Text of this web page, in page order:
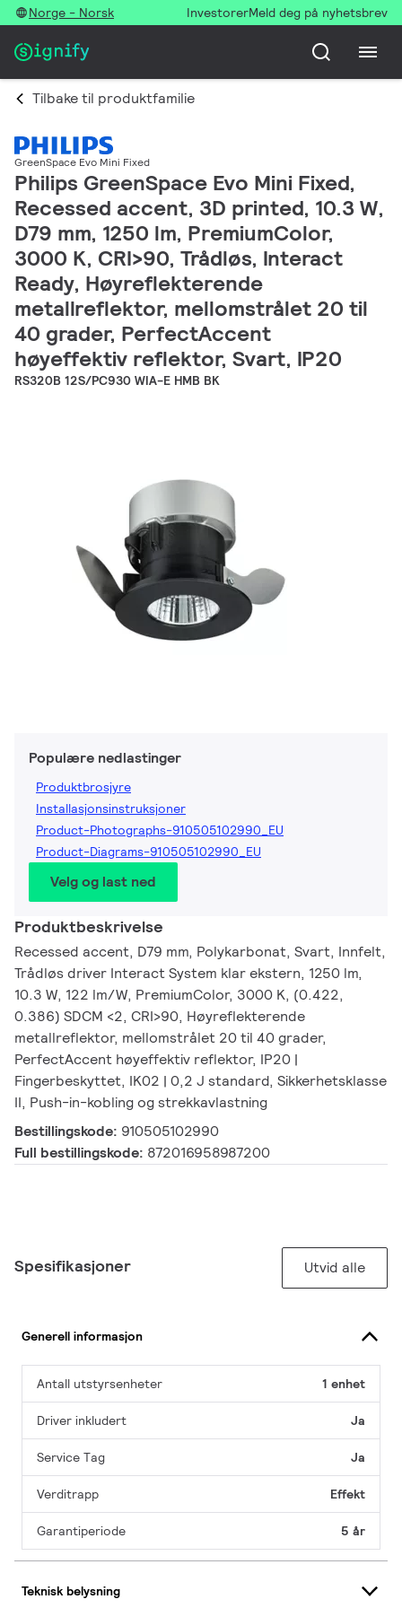
Norge - Norsk InvestorerMeld deg på nyhetsbrev
Tilbake til produktfamilie
GreenSpace Evo Mini Fixed
Philips GreenSpace Evo Mini Fixed,
Recessed accent, 3D printed, 10.3 W,
D79 mm, 1250 lm, PremiumColor,
3000 K, CRI>90, Trådløs, Interact
Ready, Høyreflekterende
metallreflektor, mellomstrålet 20 til
40 grader, PerfectAccent
høyeffektiv reflektor, Svart, IP20
RS320B 12S/PC930 WIA-E HMB BK
Populære nedlastinger
Produktbrosjyre
Installasjonsinstruksjoner
Product-Photographs-910505102990_EU
Product-Diagrams-910505102990_EU
Velg og last ned
Produktbeskrivelse
Recessed accent, D79 mm, Polykarbonat, Svart, Innfelt,
Trådløs driver Interact System klar ekstern, 1250 lm,
10.3 W, 122 lm/W, PremiumColor, 3000 K, (0.422,
0.386) SDCM <2, CRI>90, Høyreflekterende
metallreflektor, mellomstrålet 20 til 40 grader,
PerfectAccent høyeffektiv reflektor, IP20 |
Fingerbeskyttet, IK02 | 0,2 J standard, Sikkerhetsklasse
II, Push-in-kobling og strekkavlastning
Bestillingskode: 910505102990
Full bestillingskode: 872016958987200
Spesifikasjoner Utvid alle
Generell informasjon
Antall utstyrsenheter 1 enhet
Driver inkludert Ja
Service Tag Ja
Verditrapp Effekt
Garantiperiode 5 år
Teknisk belysning